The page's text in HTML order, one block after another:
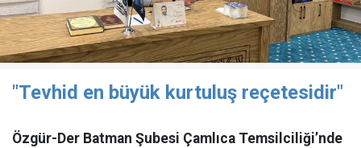
"Tevhid en büyük kurtuluş reçetesidir"
Özgür-Der Batman Şubesi Çamlıca Temsilciliği’nde